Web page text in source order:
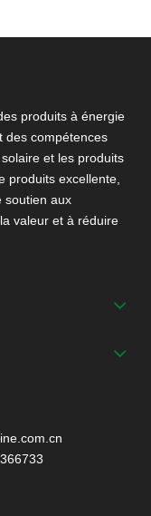
produits à énergie
des compétences
et les produits
produits excellente,
soutien aux
valeur et à réduire